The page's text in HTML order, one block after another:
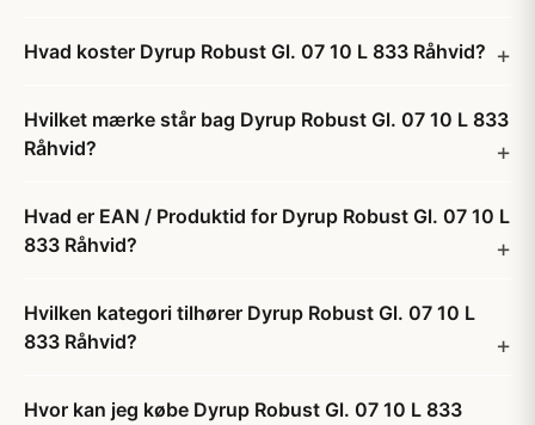
Hvad koster Dyrup Robust Gl. 07 10 L 833 Råhvid?
Hvilket mærke står bag Dyrup Robust Gl. 07 10 L 833
Råhvid?
Hvad er EAN / Produktid for Dyrup Robust Gl. 07 10 L
833 Råhvid?
Hvilken kategori tilhører Dyrup Robust Gl. 07 10 L
833 Råhvid?
Hvor kan jeg købe Dyrup Robust Gl. 07 10 L 833